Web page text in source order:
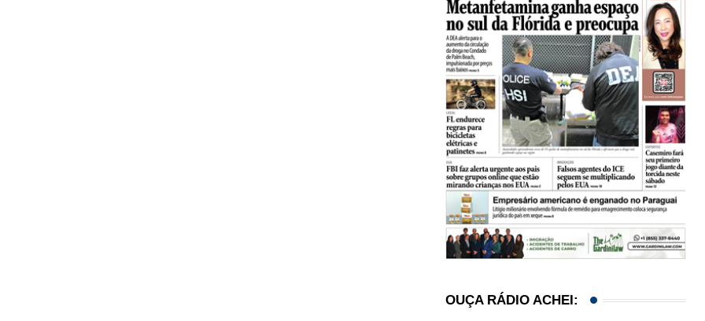
ENTRETENIMENTO, TURISMO
International Flower & Garden Festival vai até
26/05/2026
OUÇA RÁDIO ACHEI: